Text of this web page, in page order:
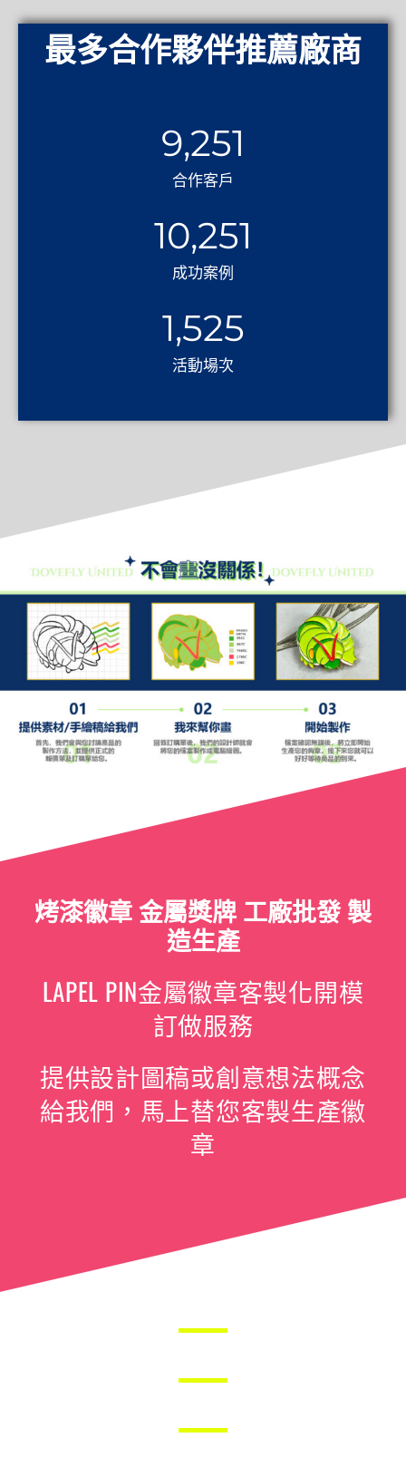
最多合作夥伴推薦廠商
合作客戶
9,251
成功案例
10,251
活動場次
1,525
烤漆徽章 金屬獎牌 工廠批發 製
造生產
LAPEL PIN金屬徽章客製化開模
訂做服務
提供設計圖稿或創意想法概念
給我們，馬上替您客製生產徽
章